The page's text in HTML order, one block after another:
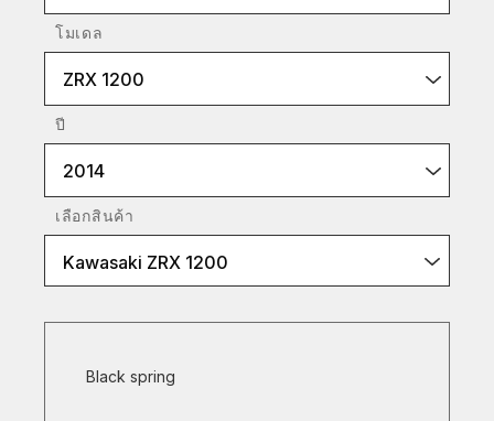
โมเดล
ZRX 1200
ปี
2014
เลือกสินค้า
Kawasaki ZRX 1200
Black spring